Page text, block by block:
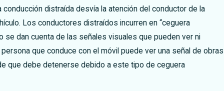
conducción distraída desvía la atención del conductor de la
Los conductores distraídos incurren en “ceguera
se dan cuenta de las señales visuales que pueden ver ni
que conduce con el móvil puede ver una señal de obras
que debe detenerse debido a este tipo de ceguera